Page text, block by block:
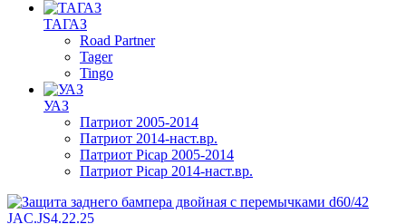
ТАГАЗ
Road Partner
Tager
Tingo
УАЗ
Патриот 2005-2014
Патриот 2014-наст.вр.
Патриот Picap 2005-2014
Патриот Picap 2014-наст.вр.